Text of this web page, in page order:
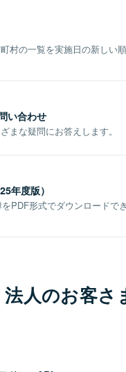
村の一覧を実施日の新しい
い合わせ
まな疑問にお答えします。
年度版）
PDF形式でダウンロードで
人のお客さ